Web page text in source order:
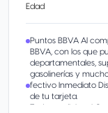
Edad
Puntos BBVA Al
BBVA, con los que
departamentales,
gasolinerías y
fectivo Inmediato
de tu tarjeta.
Tarjeta adicional